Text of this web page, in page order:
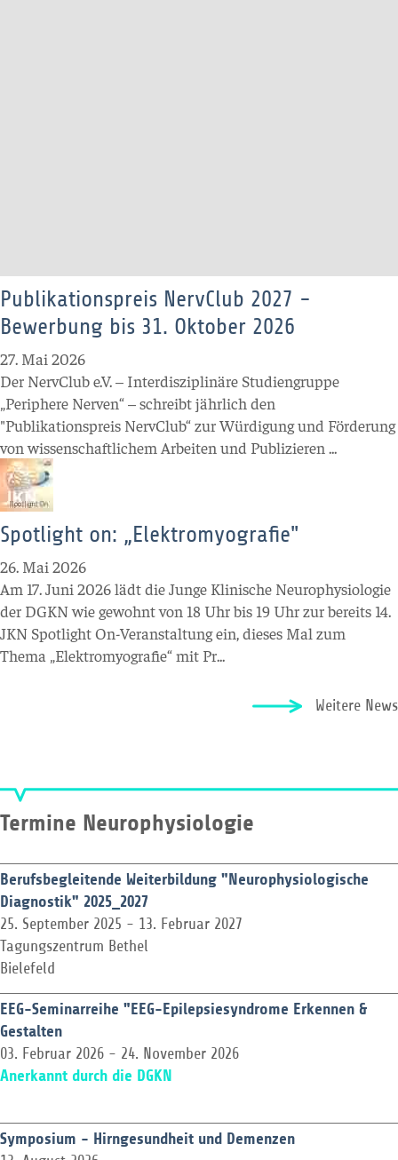
Publikationspreis NervClub 2027 -
Bewerbung bis 31. Oktober 2026
27. Mai 2026
Der NervClub e.V. – Interdisziplinäre Studiengruppe
„Periphere Nerven“ – schreibt jährlich den
"Publikationspreis NervClub“ zur Würdigung und Förderung
von wissenschaftlichem Arbeiten und Publizieren ...
Spotlight on: „Elektromyografie"
26. Mai 2026
Am 17. Juni 2026 lädt die Junge Klinische Neurophysiologie
der DGKN wie gewohnt von 18 Uhr bis 19 Uhr zur bereits 14.
JKN Spotlight On-Veranstaltung ein, dieses Mal zum
Thema „Elektromyografie“ mit Pr...
Weitere News
Termine Neurophysiologie
Berufsbegleitende Weiterbildung "Neurophysiologische
Diagnostik" 2025_2027
25. September 2025 - 13. Februar 2027
Tagungszentrum Bethel
Bielefeld
EEG-Seminarreihe "EEG-Epilepsiesyndrome Erkennen &
Gestalten
03. Februar 2026 - 24. November 2026
Anerkannt durch die DGKN
Symposium - Hirngesundheit und Demenzen